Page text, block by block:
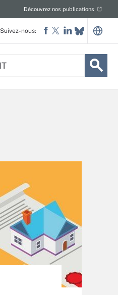
Découvrez nos publications
Suivez-nous: